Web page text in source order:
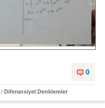
0
/ Diferansiyel Denklemler